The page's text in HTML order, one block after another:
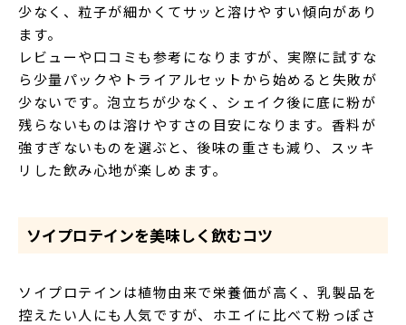
少なく、粒子が細かくてサッと溶けやすい傾向があり
ます。
レビューや口コミも参考になりますが、実際に試すな
ら少量パックやトライアルセットから始めると失敗が
少ないです。泡立ちが少なく、シェイク後に底に粉が
残らないものは溶けやすさの目安になります。香料が
強すぎないものを選ぶと、後味の重さも減り、スッキ
リした飲み心地が楽しめます。
ソイプロテインを美味しく飲むコツ
ソイプロテインは植物由来で栄養価が高く、乳製品を
控えたい人にも人気ですが、ホエイに比べて粉っぽさ